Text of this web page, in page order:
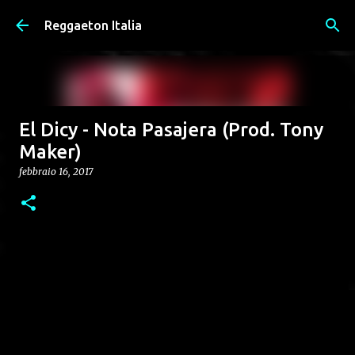
Passa ai contenuti principali
Reggaeton Italia
El Dicy - Nota Pasajera (Prod. Tony
Maker)
febbraio 16, 2017